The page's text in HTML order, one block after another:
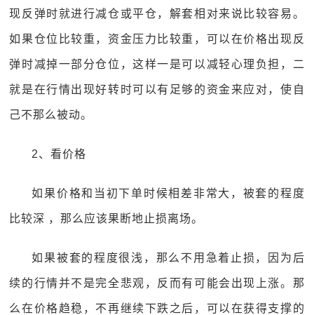
现反弹时就进行减仓或平仓，解套相对来说比较容易。
如果仓位比较重，资金压力比较重，可以在价格出现反
弹时减掉一部分仓位，这样一是可以减轻心理负担，二
就是在行情出现好转时可以有足够的资金来应对，使自
己不那么被动。
2、看价格
如果价格和当初下单时候相差非常大，被套的程度
比较深 ，那么应该果断地止损离场。
如果被套的程度很浅，那么不用急着止损，因为后
续的行情并不是完全悲观，反而有可能会出现上涨。那
么在价格趋稳，不再继续下跌之后，可以在获得支撑的